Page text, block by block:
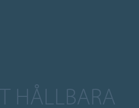
HÅLLBARA